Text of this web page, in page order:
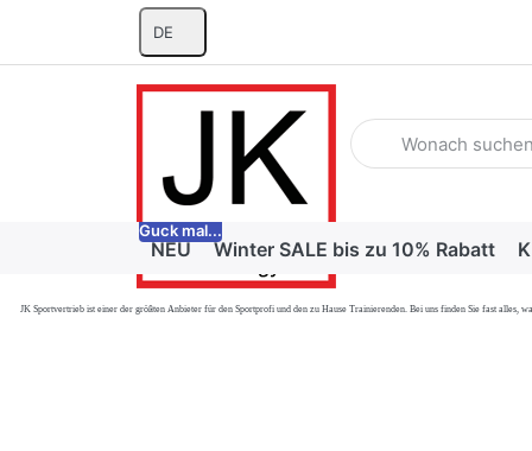
DE
Geben Sie einen
NEU
Guck mal...
Winter SALE bis zu 10% Rabatt
JK Sportvertrieb ist einer der größten Anbieter für den Sportprofi und den zu Hause Trainierenden. Bei uns finden Sie fast alles,